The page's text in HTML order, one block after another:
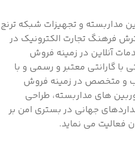
مداربسته و تجهیزات شبکه ترنج
فرهنگ تجارت الکترونیک در
آنلاین در زمینه فروش
با گارانتی معتبر و رسمی و با
و متخصص در زمینه فروش
های مداربسته، طراحی
جهانی در بستری امن بر
فعالیت می نماید.